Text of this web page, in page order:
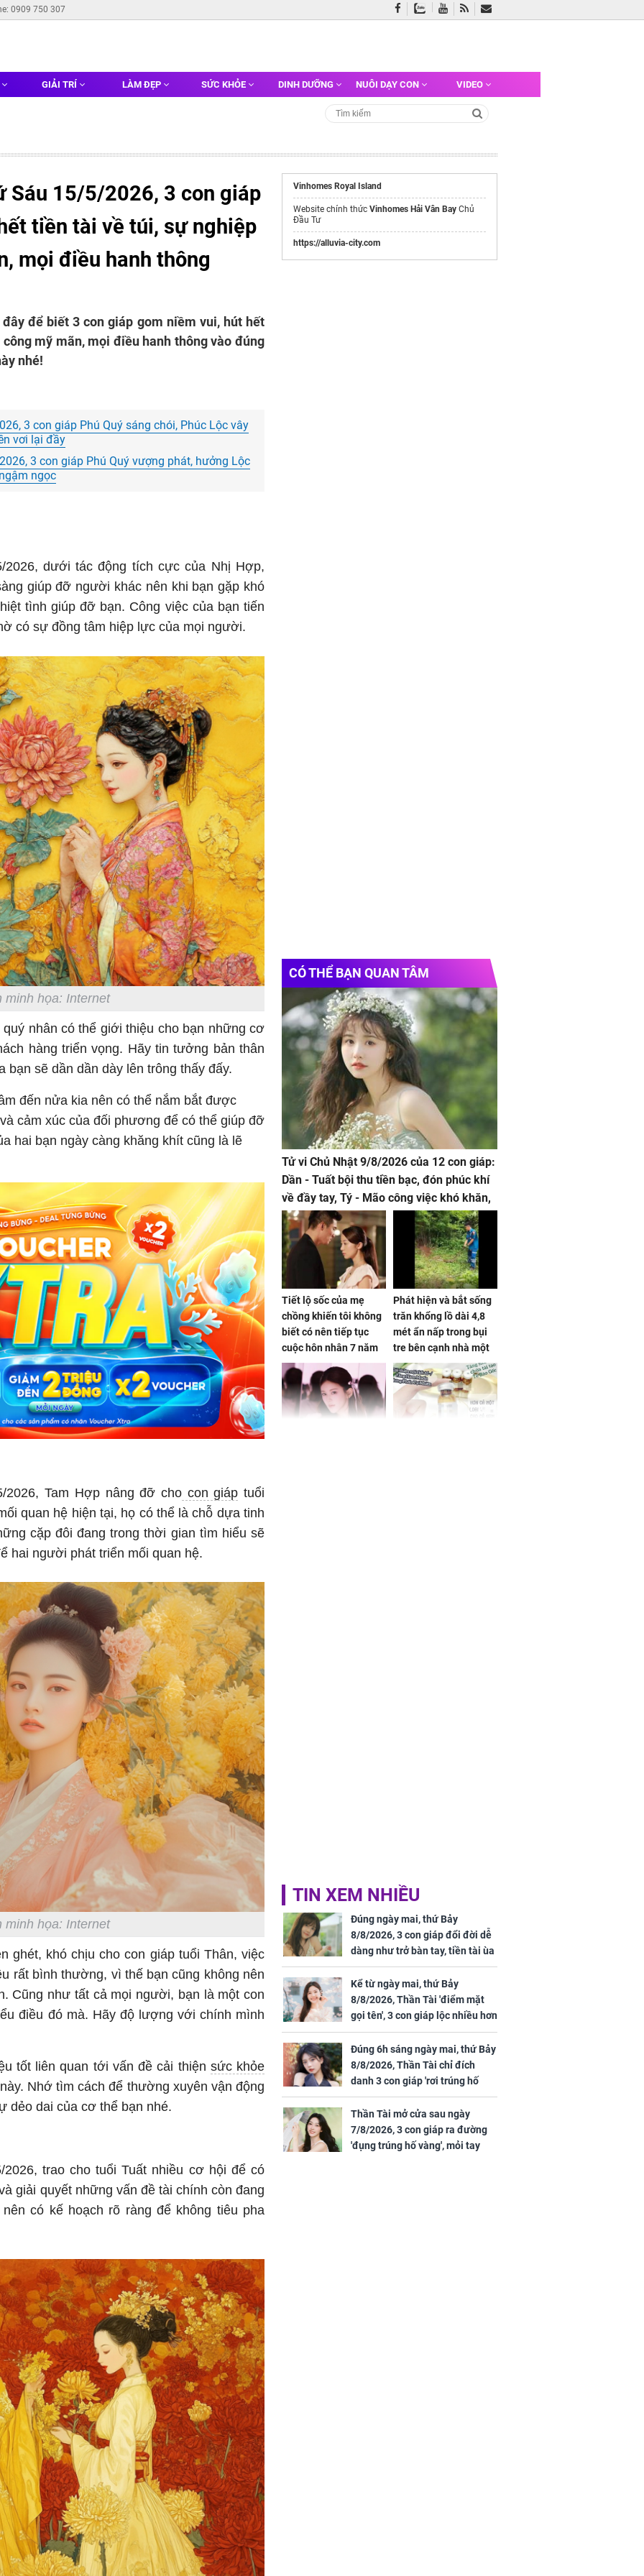
0909 750 307
GIẢI TRÍ LÀM ĐẸP SỨC KHỎE DINH DƯỠNG NUÔI DẠY CON VIDEO
Sáu 15/5/2026, 3 con giáp
tiền tài về túi, sự nghiệp
mọi điều hanh thông
để biết 3 con giáp gom niềm vui, hút hết
mỹ mãn, mọi điều hanh thông vào đúng
nhé!
3 con giáp Phú Quý sáng chói, Phúc Lộc vây
vơi lại đầy
3 con giáp Phú Quý vượng phát, hưởng Lộc
ngọc
dưới tác động tích cực của Nhị Hợp,
giúp đỡ người khác nên khi bạn gặp khó
tình giúp đỡ bạn. Công việc của bạn tiến
có sự đồng tâm hiệp lực của mọi người.
minh họa: Internet
nhân có thể giới thiệu cho bạn những cơ
hàng triển vọng. Hãy tin tưởng bản thân
sẽ dần dần dày lên trông thấy đấy.
đến nửa kia nên có thể nắm bắt được
cảm xúc của đối phương để có thể giúp đỡ
hai bạn ngày càng khăng khít cũng là lẽ
Tam Hợp nâng đỡ chocon giáp tuổi
quan hệ hiện tại, họ có thể là chỗ dựa tinh
cặp đôi đang trong thời gian tìm hiểu sẽ
hai người phát triển mối quan hệ.
minh họa: Internet
ghét, khó chịu cho con giáp tuổi Thân, việc
rất bình thường, vì thế bạn cũng không nên
Cũng như tất cả mọi người, bạn là một con
điều đó mà. Hãy độ lượng với chính mình
tốt liên quan tới vấn đề cải thiện sức khỏe
Nhớ tìm cách để thường xuyên vận động
dẻo dai của cơ thể bạn nhé.
trao cho tuổi Tuất nhiều cơ hội để có
giải quyết những vấn đề tài chính còn đang
có kế hoạch rõ ràng để không tiêu pha
Vinhomes Royal Island
Website chính thức Vinhomes Hải Vân Bay Chủ
Đầu Tư
https://alluvia-city.com
CÓ THỂ BẠN QUAN TÂM
Tử vi Chủ Nhật 9/8/2026 của 12 con giáp:
Dần - Tuất bội thu tiền bạc, đón phúc khí
về đầy tay, Tý - Mão công việc khó khăn,
tiền bạc đội nón ra đi
Tiết lộ sốc của mẹ
chồng khiến tôi không
biết có nên tiếp tục
cuộc hôn nhân 7 năm
nữa hay không
Phát hiện và bắt sống
trăn khổng lồ dài 4,8
mét ẩn nấp trong bụi
tre bên cạnh nhà một
cụ bà
TIN XEM NHIỀU
Đúng ngày mai, thứ Bảy
8/8/2026, 3 con giáp đổi đời dễ
dàng như trở bàn tay, tiền tài ùa
tới, ngồi không lộc cũng đến,
phú quý theo tới già
Kể từ ngày mai, thứ Bảy
8/8/2026, Thần Tài 'điểm mặt
gọi tên', 3 con giáp lộc nhiều hơn
sông, tài vận sáng như trăng
Rằm, chính thức hết khổ
Đúng 6h sáng ngày mai, thứ Bảy
8/8/2026, Thần Tài chỉ đích
danh 3 con giáp 'rơi trúng hố
vàng', tiền bạc ùa về nhà 'như lũ
cuốn', vươn mình thành đại gia
trong phút chốc
Thần Tài mở cửa sau ngày
7/8/2026, 3 con giáp ra đường
'đụng trúng hố vàng', mỏi tay